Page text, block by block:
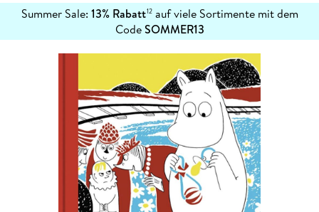
Summer Sale: 13% Rabatt12auf viele Sortimente mit dem
CodeSOMMER13
erfahren